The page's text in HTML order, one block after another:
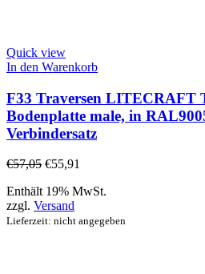
Quick view
In den Warenkorb
F33 Traversen LITECRAFT
Bodenplatte male, in
Verbindersatz
€57,05 €55,91
Enthält 19% MwSt.
zzgl. Versand
Lieferzeit: nicht angegeben